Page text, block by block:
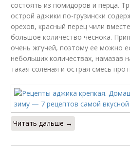
состоять из помидоров и перца.
острой аджики по-грузински
орехов, красный перец чили
большое количество чеснока.
очень жгучей, поэтому ее можно
небольших количествах, намазав
такая соленая и острая смесь
Читать дальше →